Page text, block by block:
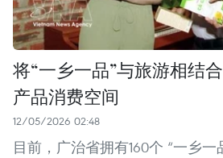
将“一乡一品”与旅游相结
产品消费空间
12/05/2026 02:48
目前，广治省拥有160个 “一乡一